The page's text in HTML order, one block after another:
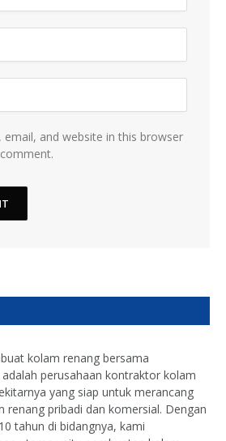
email, and website in this browser
kolam renang bersama
perusahaan kontraktor kolam
yang siap untuk merancang
renang pribadi dan komersial. Dengan
tahun di bidangnya, kami